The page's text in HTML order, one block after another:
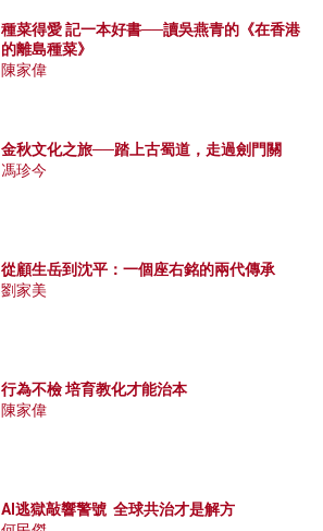
種菜得愛 記一本好書──讀吳燕青的《在香港
的離島種菜》
陳家偉
金秋文化之旅──踏上古蜀道，走過劍門關
馮珍今
從顧生岳到沈平：一個座右銘的兩代傳承
劉家美
行為不檢 培育教化才能治本
陳家偉
AI逃獄敲響警號 全球共治才是解方